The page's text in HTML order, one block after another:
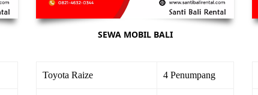
SEWA MOBIL BALI
Toyota Raize 4 Penumpang